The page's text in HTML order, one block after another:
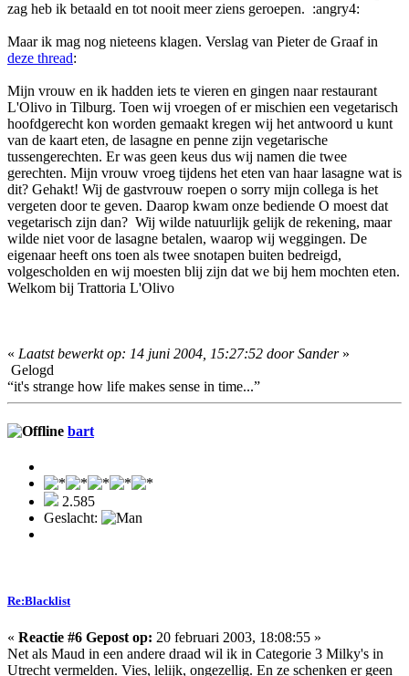
zag heb ik betaald en tot nooit meer ziens geroepen. :angry4:
Maar ik mag nog nieteens klagen. Verslag van Pieter de Graaf in
deze thread:
Mijn vrouw en ik hadden iets te vieren en gingen naar restaurant
L'Olivo in Tilburg. Toen wij vroegen of er mischien een vegetarisch
hoofdgerecht kon worden gemaakt kregen wij het antwoord u kunt
van de kaart eten, de lasagne en penne zijn vegetarische
tussengerechten. Er was geen keus dus wij namen die twee
gerechten. Mijn vrouw vroeg tijdens het eten van haar lasagne wat is
dit? Gehakt! Wij de gastvrouw roepen o sorry mijn collega is het
vergeten door te geven. Daarop kwam onze bediende O moest dat
vegetarisch zijn dan? Wij wilde natuurlijk gelijk de rekening, maar
wilde niet voor de lasagne betalen, waarop wij weggingen. De
eigenaar heeft ons toen als twee snotapen buiten bedreigd,
volgescholden en wij moesten blij zijn dat we bij hem mochten eten.
Welkom bij Trattoria L'Olivo
« Laatst bewerkt op: 14 juni 2004, 15:27:52 door Sander»
Gelogd
“it's strange how life makes sense in time...”
bart
2.585
Geslacht:
Re:Blacklist
« Reactie #6 Gepost op: 20 februari 2003, 18:08:55 »
Net als Maud in een andere draad wil ik in Categorie 3 Milky's in
Utrecht vermelden. Vies, lelijk, ongezellig. En ze schenken er geen